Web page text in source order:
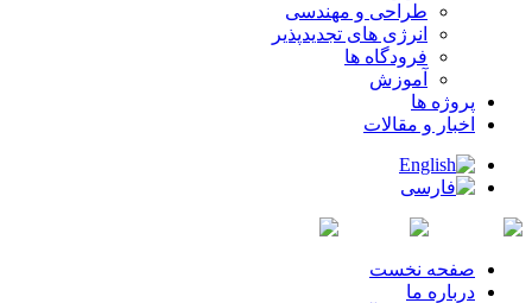
طراحی و مهندسی
انرژی های تجدیدپذیر
فرودگاه ها
آموزش
پروژه ها
اخبار و مقالات
صفحه نخست
درباره ما